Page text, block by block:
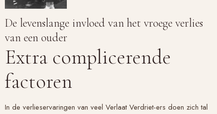
De levenslange invloed van het vroege verlies
van een ouder
Extra complicerende
factoren
In de verlieservaringen van veel Verlaat Verdriet-ers doen zich tal